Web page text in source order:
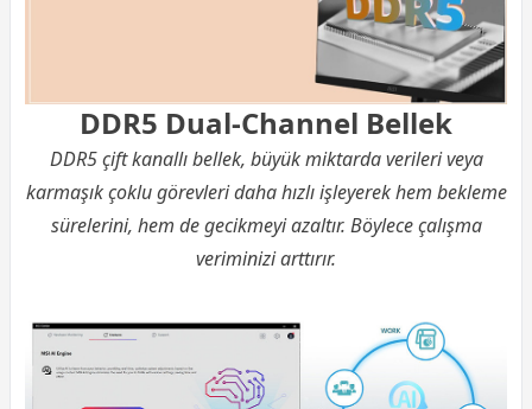
DDR5 Dual-Channel Bellek
DDR5 çift kanallı bellek, büyük miktarda verileri veya
karmaşık çoklu görevleri daha hızlı işleyerek hem bekleme
sürelerini, hem de gecikmeyi azaltır. Böylece çalışma
veriminizi arttırır.